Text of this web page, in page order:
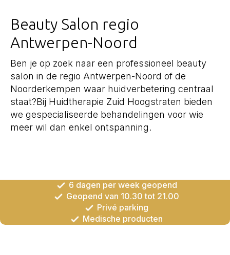
Beauty Salon regio
Antwerpen-Noord
Ben je op zoek naar een professioneel beauty
salon in de regio Antwerpen-Noord of de
Noorderkempen waar huidverbetering centraal
staat?Bij Huidtherapie Zuid Hoogstraten bieden
we gespecialiseerde behandelingen voor wie
meer wil dan enkel ontspanning.
6 dagen per week geopend
Geopend van 10.30 tot 21.00
Privé parking
Medische producten